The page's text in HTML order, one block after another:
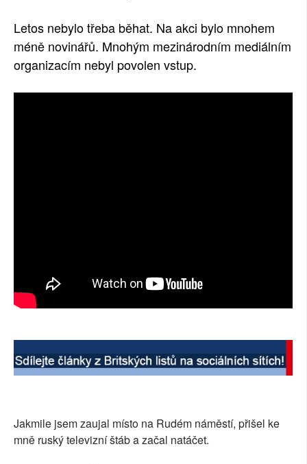
Letos nebylo třeba běhat. Na akci bylo mnohem
méně novinářů. Mnohým mezinárodním mediálním
organizacím nebyl povolen vstup.
Jakmile jsem zaujal místo na Rudém náměstí, přišel ke
mně ruský televizní štáb a začal natáčet.